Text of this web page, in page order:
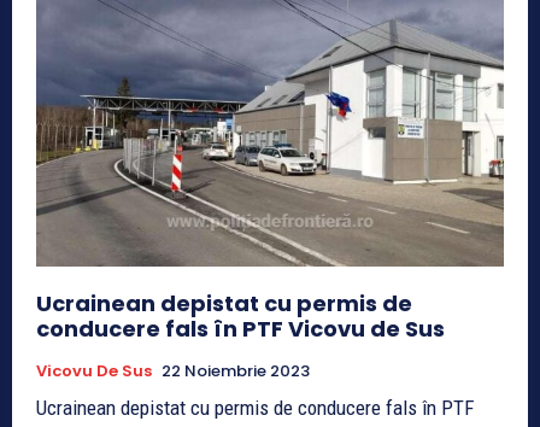
Ucrainean depistat cu permis de
conducere fals în PTF Vicovu de Sus
Vicovu De Sus 22 Noiembrie 2023
Ucrainean depistat cu permis de conducere fals în PTF